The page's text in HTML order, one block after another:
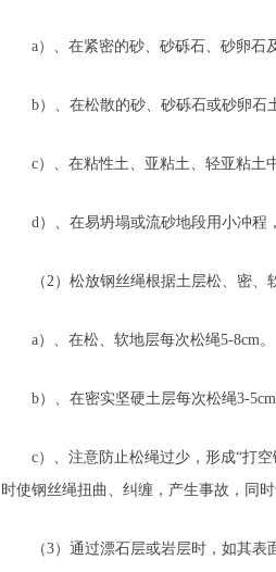
a）、在紧密的砂、砂砾石、砂卵石及
b）、在松散的砂、砂砾石或砂卵石土
c）、在粘性土、亚粘土、轻亚粘土中
d）、在易坍塌或流砂地段用小冲程，
（2）松放钢丝绳根据土层松、密、
a）、在松、软地层每次松绳5-8cm。
b）、在密实坚硬土层每次松绳3-5cm
c）、注意防止松绳过少，形成“打空
时使钢丝绳扭曲、纠缠，产生事故，同
（3）通过漂石层或岩层时，如其表面